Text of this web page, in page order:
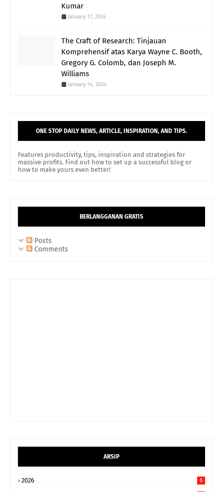
Kumar
January 17, 2024
The Craft of Research: Tinjauan
Komprehensif atas Karya Wayne C. Booth,
Gregory G. Colomb, dan Joseph M.
Williams
January 14, 2024
ONE STOP DAILY NEWS, ARTICLE, INSPIRATION, AND TIPS.
Features productivity, tips, inspiration and strategies for
massive profits. Find out how to set up a successful blog or
how to make yours even better!
BERLANGGANAN GRATIS
Posts
Comments
ARSIP
2026 8